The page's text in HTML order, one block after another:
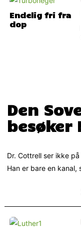
Endelig fri fra
dop
Den
besøker
Dr. Cottrell ser ikke
Han er bare en kanal,